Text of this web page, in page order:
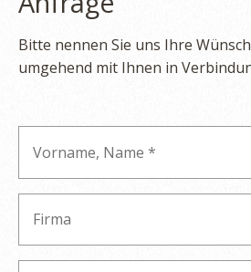
Bitte nennen Sie uns Ihre
umgehend mit Ihnen in